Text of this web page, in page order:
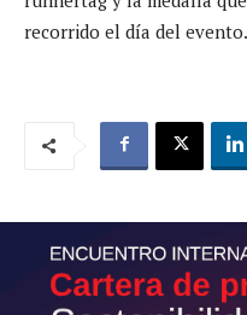
recorrido el día del evento.